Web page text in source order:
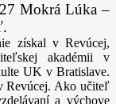
Mokrá Lúka –
získal v Revúcej,
akadémii v
UK v Bratislave.
Revúcej. Ako učiteľ
a výchove